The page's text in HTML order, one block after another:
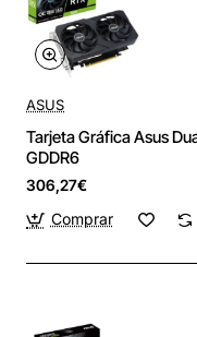
ASUS
Tarjeta Gráfica Asus
GDDR6
306,27€
Comprar